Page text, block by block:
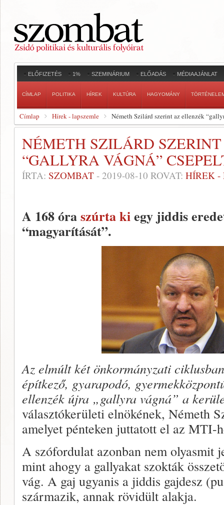
ELŐFIZETÉS 1% SZEMINÁRIUM ELŐADÁS MÉDIAAJÁNLAT
CÍMLAP POLITIKA HÍREK KULTÚRA HAGYOMÁNY
Címlap Hírek - lapszemle Németh Szilárd szerint az ellenzék
NÉMETH SZILÁRD
“GALLYRA VÁGNÁ”
ÍRTA: SZOMBAT - 2019-08-10 ROVAT: HÍREK -
A 168 óraszúrta kiegy jiddis
“magyarítását”.
Az elmúlt két önkormányzati
építkező, gyarapodó,
ellenzék újra „gallyra vágná” a
választókerületi elnökének, Németh
amelyet pénteken juttatott el az MTI-
A szófordulat azonban nem olyasmit
mint ahogy a gallyakat szokták
vág. A gaj ugyanis a jiddis gajdesz
származik, annak rövidült alakja.